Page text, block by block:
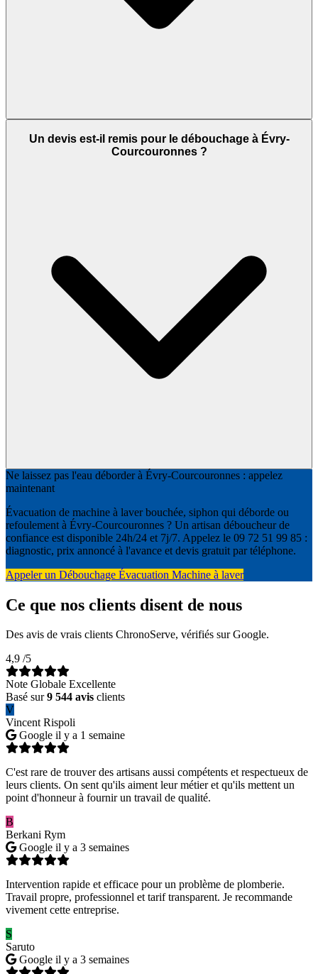
Un devis est-il remis pour le débouchage à Évry-
Courcouronnes ?
Ne laissez pas l'eau déborder à Évry-Courcouronnes : appelez
maintenant
Évacuation de machine à laver bouchée, siphon qui déborde ou
refoulement à Évry-Courcouronnes ? Un artisan déboucheur de
confiance est disponible 24h/24 et 7j/7. Appelez le 09 72 51 99 85 :
diagnostic, prix annoncé à l'avance et devis gratuit par téléphone.
Appeler un Débouchage Évacuation Machine à laver
Ce que nos clients disent de nous
Des avis de vrais clients ChronoServe, vérifiés sur Google.
4,9 /5
Note Globale Excellente
Basé sur9 544 avis clients
V
Vincent Rispoli
Google il y a 1 semaine
C'est rare de trouver des artisans aussi compétents et respectueux de
leurs clients. On sent qu'ils aiment leur métier et qu'ils mettent un
point d'honneur à fournir un travail de qualité.
B
Berkani Rym
Google il y a 3 semaines
Intervention rapide et efficace pour un problème de plomberie.
Travail propre, professionnel et tarif transparent. Je recommande
vivement cette entreprise.
S
Saruto
Google il y a 3 semaines